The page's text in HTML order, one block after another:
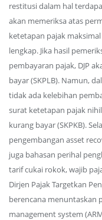
restitusi dalam hal
akan memeriksa atas
ketetapan pajak
lengkap. Jika hasil
pembayaran pajak, DJP
bayar (SKPLB). Namun,
tidak ada kelebihan
surat ketetapan pajak
kurang bayar (SKPKB).
pengembangan asset
juga bahasan perihal
tarif cukai rokok, wajib
Dirjen Pajak Targetkan
berencana menuntaskan
management system